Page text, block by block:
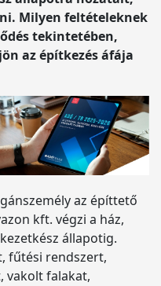
Milyen feltételeknek
tekintetében,
az építkezés áfája
az építtető
kft. végzi a ház,
állapotig.
fűtési rendszert,
vakolt falakat,